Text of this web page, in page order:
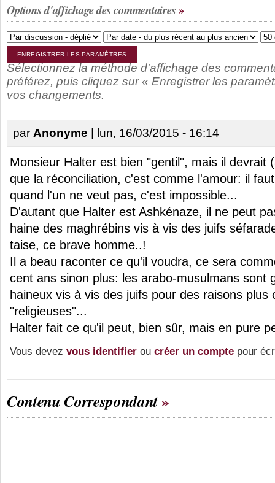
Options d'affichage des commentaires
Sélectionnez la méthode d'affichage des
préférez, puis cliquez sur « Enregistrer les
vos changements.
par Anonyme | lun, 16/03/2015 - 16:14
Monsieur Halter est bien "gentil", mais il devrait
que la réconciliation, c'est comme l'amour: il
quand l'un ne veut pas, c'est impossible...
D'autant que Halter est Ashkénaze, il ne peut
haine des maghrébins vis à vis des juifs
taise, ce brave homme..!
Il a beau raconter ce qu'il voudra, ce sera
cent ans sinon plus: les arabo-musulmans sont
haineux vis à vis des juifs pour des raisons plus
"religieuses"...
Halter fait ce qu'il peut, bien sûr, mais en pure
Vous devez vous identifier ou créer un compte pour
Contenu Correspondant